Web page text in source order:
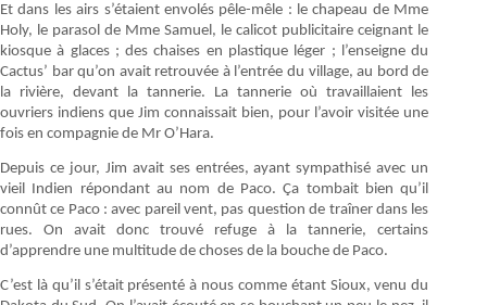
Et dans les airs s’étaient envolés pêle-mêle : le chapeau de Mme
Holy, le parasol de Mme Samuel, le calicot publicitaire ceignant le
kiosque à glaces ; des chaises en plastique léger ; l’enseigne du
Cactus’ bar qu’on avait retrouvée à l’entrée du village, au bord de
la rivière, devant la tannerie. La tannerie où travaillaient les
ouvriers indiens que Jim connaissait bien, pour l’avoir visitée une
fois en compagnie de Mr O’Hara.
Depuis ce jour, Jim avait ses entrées, ayant sympathisé avec un
vieil Indien répondant au nom de Paco. Ça tombait bien qu’il
connût ce Paco : avec pareil vent, pas question de traîner dans les
rues. On avait donc trouvé refuge à la tannerie, certains
d’apprendre une multitude de choses de la bouche de Paco.
C’est là qu’il s’était présenté à nous comme étant Sioux, venu du